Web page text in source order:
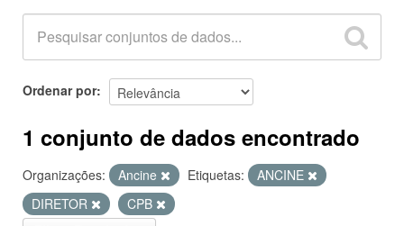
GRUPOS
SOBRE
Ordenar por
1 conjunto de dados encontrado
Organizações: Ancine Etiquetas:
ANCINE
DIRETOR
CPB